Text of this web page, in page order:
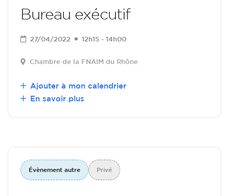
Bureau exécutif
27/04/2022 12h15 - 14h00
Chambre de la FNAIM du Rhône
Ajouter à mon calendrier
En savoir plus
Évènement autre Privé